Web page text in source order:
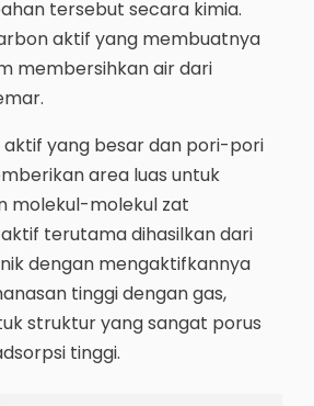
tersebut secara kimia.
aktif yang membuatnya
membersihkan air dari
yang besar dan pori-pori
area luas untuk
molekul-molekul zat
terutama dihasilkan dari
dengan mengaktifkannya
tinggi dengan gas,
struktur yang sangat porus
tinggi.